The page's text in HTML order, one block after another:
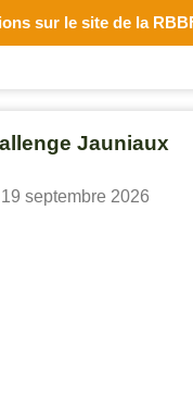
sur le site de la
Jauniaux
19 septembre 2026